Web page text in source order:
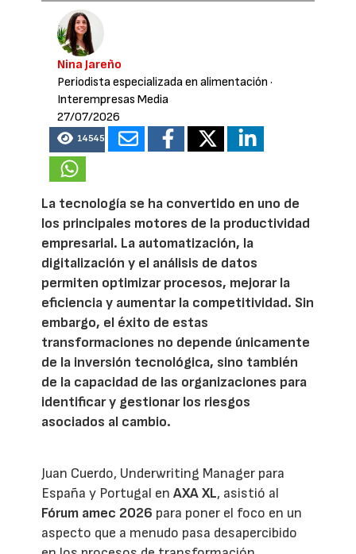
Nina Jareño
Periodista especializada en alimentación ·
Interempresas Media
27/07/2026
14545
La tecnología se ha convertido en uno de
los principales motores de la productividad
empresarial. La automatización, la
digitalización y el análisis de datos
permiten optimizar procesos, mejorar la
eficiencia y aumentar la competitividad. Sin
embargo, el éxito de estas
transformaciones no depende únicamente
de la inversión tecnológica, sino también
de la capacidad de las organizaciones para
identificar y gestionar los riesgos
asociados al cambio.
Juan Cuerdo, Underwriting Manager para
España y Portugal enAXA XL, asistió al
Fórum amec 2026 para poner el foco en un
aspecto que a menudo pasa desapercibido